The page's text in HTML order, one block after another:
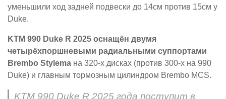
уменьшили ход задней подвески до 14см против 15см у
Duke.
KTM 990 Duke R 2025 оснащён двумя
четырёхпоршневыми радиальными суппортами
Brembo Stylema на 320-х дисках (против 300-х на 990
Duke) и главным тормозным цилиндром Brembo MCS.
KTM 990 Duke R 2025 года поступит в